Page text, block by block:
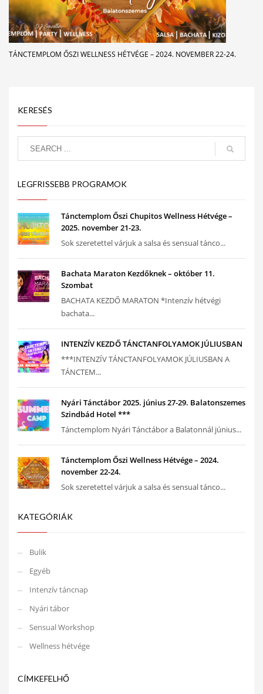
TÁNCTEMPLOM ŐSZI WELLNESS HÉTVÉGE – 2024. NOVEMBER 22-24.
KERESÉS
LEGFRISSEBB PROGRAMOK
Tánctemplom Őszi Chupitos Wellness Hétvége –
2025. november 21-23.
Sok szeretettel várjuk a salsa és sensual tánco...
Bachata Maraton Kezdőknek – október 11.
Szombat
BACHATA KEZDŐ MARATON *Intenzív hétvégi
bachata...
INTENZÍV KEZDŐ TÁNCTANFOLYAMOK JÚLIUSBAN
***INTENZÍV TÁNCTANFOLYAMOK JÚLIUSBAN A
TÁNCTEM...
Nyári Tánctábor 2025. június 27-29. Balatonszemes
Szindbád Hotel ***
Tánctemplom Nyári Tánctábor a Balatonnál június...
Tánctemplom Őszi Wellness Hétvége – 2024.
november 22-24.
Sok szeretettel várjuk a salsa és sensual tánco...
KATEGÓRIÁK
Bulik
Egyéb
Intenzív táncnap
Nyári tábor
Sensual Workshop
Wellness hétvége
CÍMKEFELHŐ